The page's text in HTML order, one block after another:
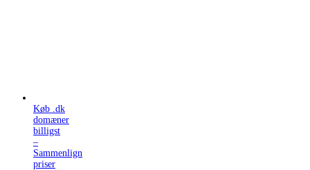
Køb .dk
domæner
billigst
–
Sammenlign
priser